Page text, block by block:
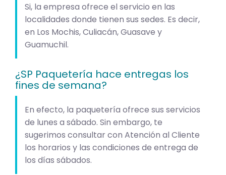
Si, la empresa ofrece el servicio en las
localidades donde tienen sus sedes. Es decir,
en Los Mochis, Culiacán, Guasave y
Guamuchil.
¿SP Paquetería hace entregas los
fines de semana?
En efecto, la paquetería ofrece sus servicios
de lunes a sábado. Sin embargo, te
sugerimos consultar con Atención al Cliente
los horarios y las condiciones de entrega de
los días sábados.